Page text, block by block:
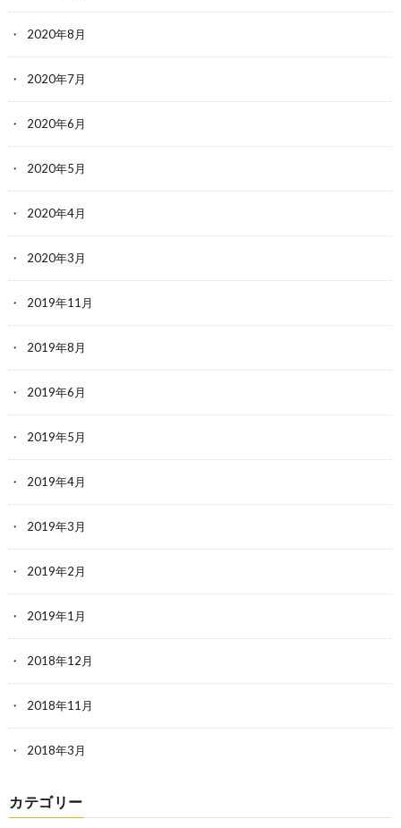
2020年8月
2020年7月
2020年6月
2020年5月
2020年4月
2020年3月
2019年11月
2019年8月
2019年6月
2019年5月
2019年4月
2019年3月
2019年2月
2019年1月
2018年12月
2018年11月
2018年3月
カテゴリー